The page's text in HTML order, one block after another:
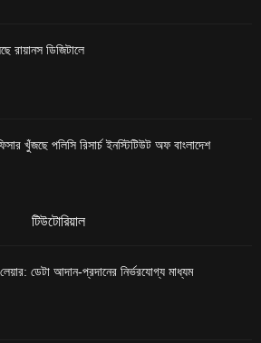
রায়ানস ডিজিটালে
খুঁজছে পলিসি রিসার্চ ইনস্টিটিউট অফ বাংলাদেশ
টিউটোরিয়াল
লেয়ার: ডেটা আদান-প্রদানের নির্ভরযোগ্য মাধ্যম